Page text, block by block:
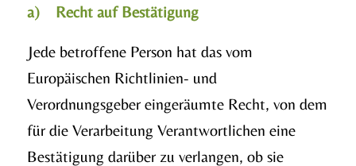
a) Recht auf Bestätigung
Jede betroffene Person hat das vom
Europäischen Richtlinien- und
Verordnungsgeber eingeräumte Recht, von dem
für die Verarbeitung Verantwortlichen eine
Bestätigung darüber zu verlangen, ob sie